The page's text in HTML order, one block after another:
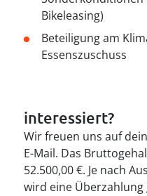
Bikeleasing)
Beteiligung am
Essenszuschuss
interessiert?
Wir freuen uns auf
E-Mail. Das
52.500,00 €. Je nach
wird eine Überzahlung